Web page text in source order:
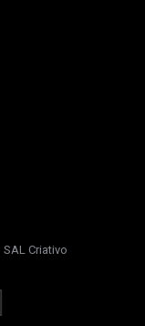
SAL Criativo